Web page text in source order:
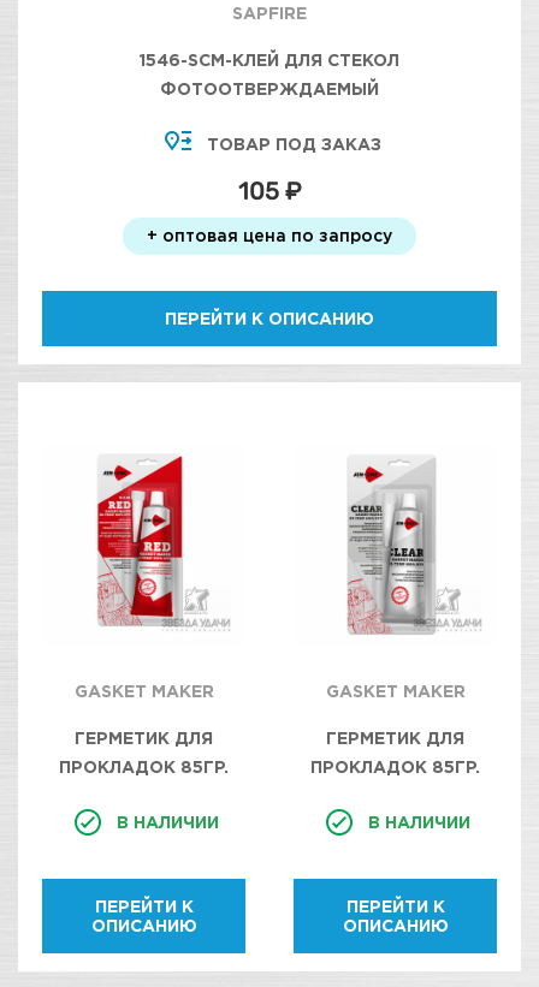
SAPFIRE
1546-SCM-КЛЕЙ ДЛЯ СТЕКОЛ
ФОТООТВЕРЖДАЕМЫЙ
ТОВАР ПОД ЗАКАЗ
105 ₽
+ оптовая цена по запросу
ПЕРЕЙТИ К ОПИСАНИЮ
GASKET MAKER
ГЕРМЕТИК ДЛЯ
ПРОКЛАДОК 85ГР.
RED RTV GASKET
GM-RD0085/12
В НАЛИЧИИ
ПЕРЕЙТИ К
ОПИСАНИЮ
GASKET MAKER
ГЕРМЕТИК ДЛЯ
ПРОКЛАДОК 85ГР.
ONE. CLEAR RTV
NEUTRAL TYPE GM-
CR0085/12
В НАЛИЧИИ
ПЕРЕЙТИ К
ОПИСАНИЮ